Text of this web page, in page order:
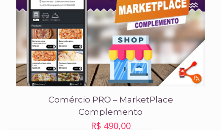
Comércio PRO – MarketPlace
Complemento
R$ 490,00